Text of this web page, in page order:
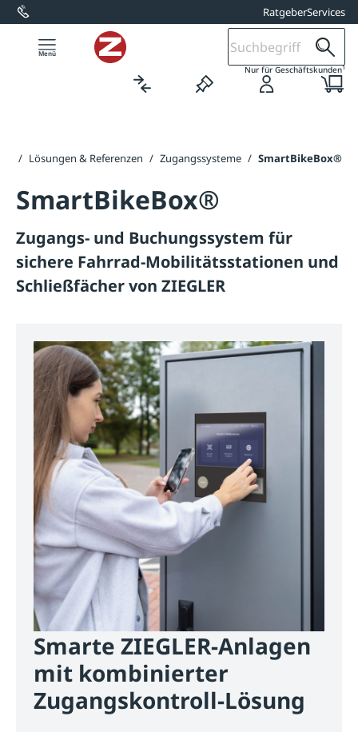
springen RatgeberServices
Nur für Geschäftskunden1
/ Lösungen & Referenzen / Zugangssysteme / SmartBikeBox®
SmartBikeBox®
Zugangs- und Buchungssystem für
sichere Fahrrad-Mobilitätsstationen und
Schließfächer von ZIEGLER
Smarte ZIEGLER-Anlagen
mit kombinierter
Zugangskontroll-Lösung